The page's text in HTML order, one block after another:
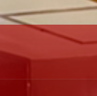
キ